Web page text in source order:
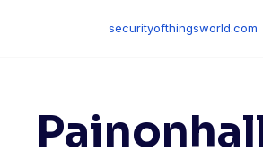
securityofthingsworld.com